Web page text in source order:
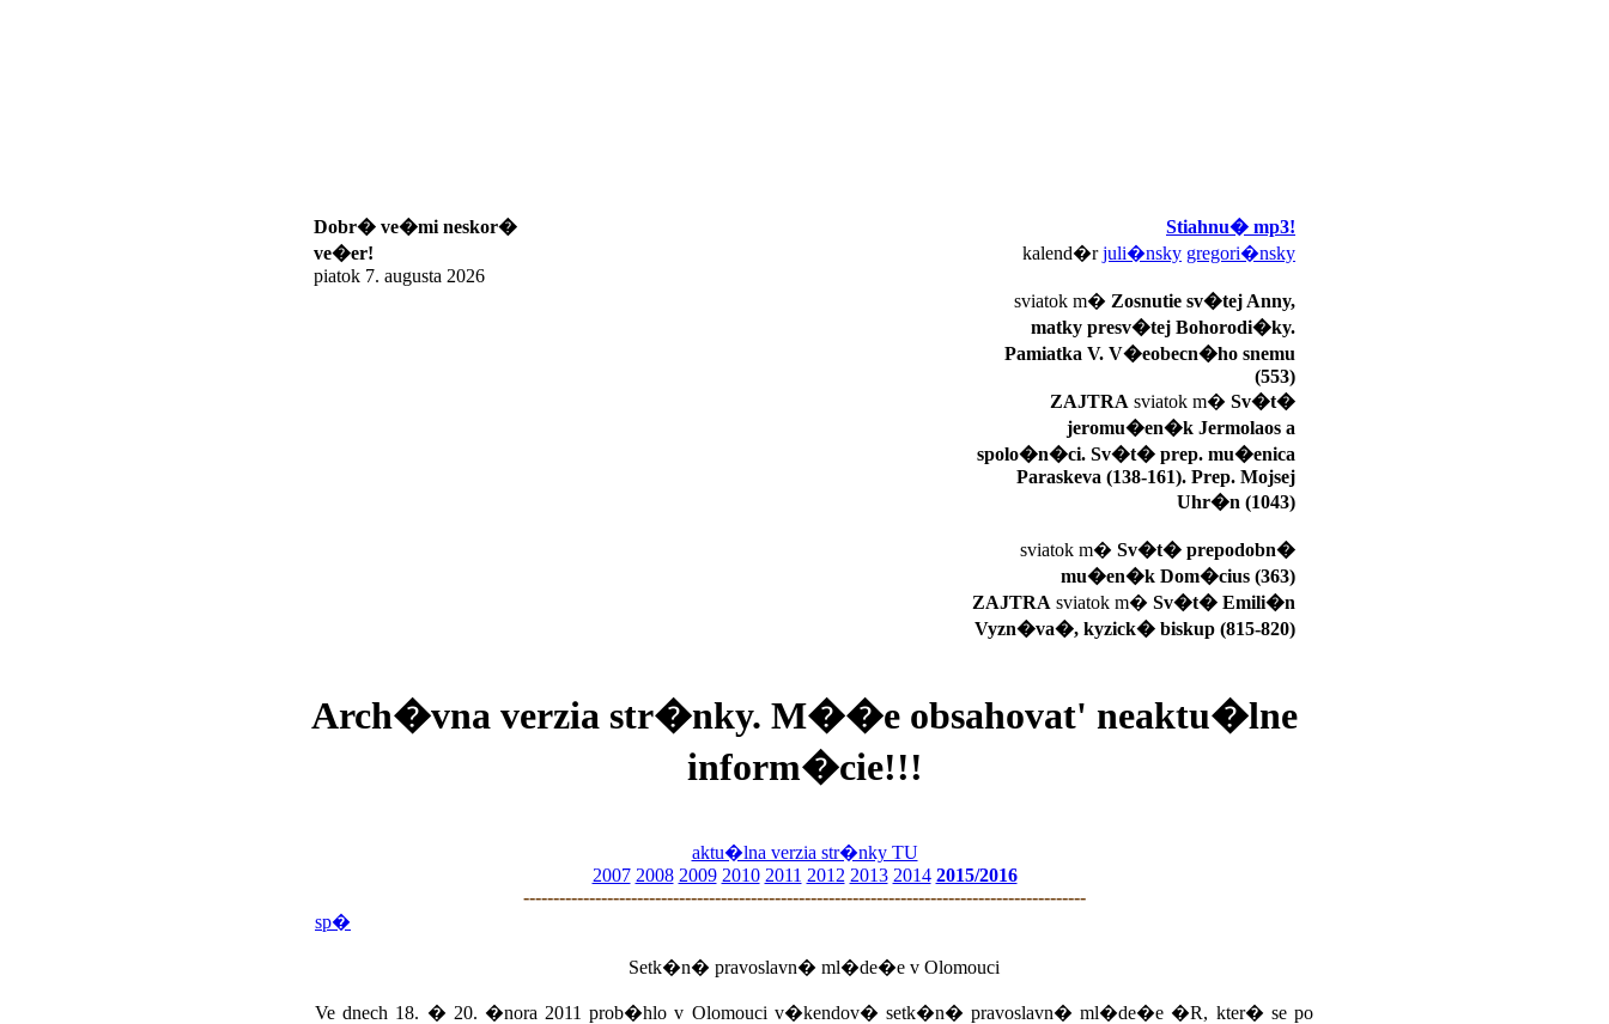
Dobr� ve�mi neskor�
ve�er!
piatok 7. augusta 2026
Stiahnu� mp3!
kalend�rjuli�nsky gregori�nsky
sviatok m� Zosnutie sv�tej Anny,
matky presv�tej Bohorodi�ky.
Pamiatka V. V�eobecn�ho snemu
(553)
ZAJTRA sviatok m� Sv�t�
jeromu�en�k Jermolaos a
spolo�n�ci. Sv�t� prep. mu�enica
Paraskeva (138-161). Prep. Mojsej
Uhr�n (1043)
sviatok m� Sv�t� prepodobn�
mu�en�k Dom�cius (363)
ZAJTRA sviatok m� Sv�t� Emili�n
Vyzn�va�, kyzick� biskup (815-820)
Arch�vna verzia str�nky. M��e obsahovat' neaktu�lne
inform�cie!!!
aktu�lna verzia str�nky TU
2007 2008 2009 2010 2011 2012 2013 2014 2015/2016
----------------------------------------------------------------------------------------------
sp�
Setk�n� pravoslavn� ml�de�e v Olomouci
Ve dnech 18. � 20. �nora 2011 prob�hlo v Olomouci v�kendov� setk�n� pravoslavn� ml�de�e �R, kter� se po